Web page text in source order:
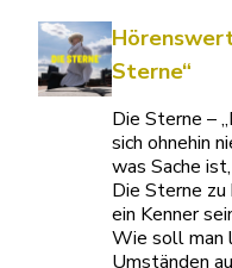
Sterne“
Die Sterne –
sich ohnehin
was Sache
Die Sterne zu
ein Kenner
Wie soll man
Umständen